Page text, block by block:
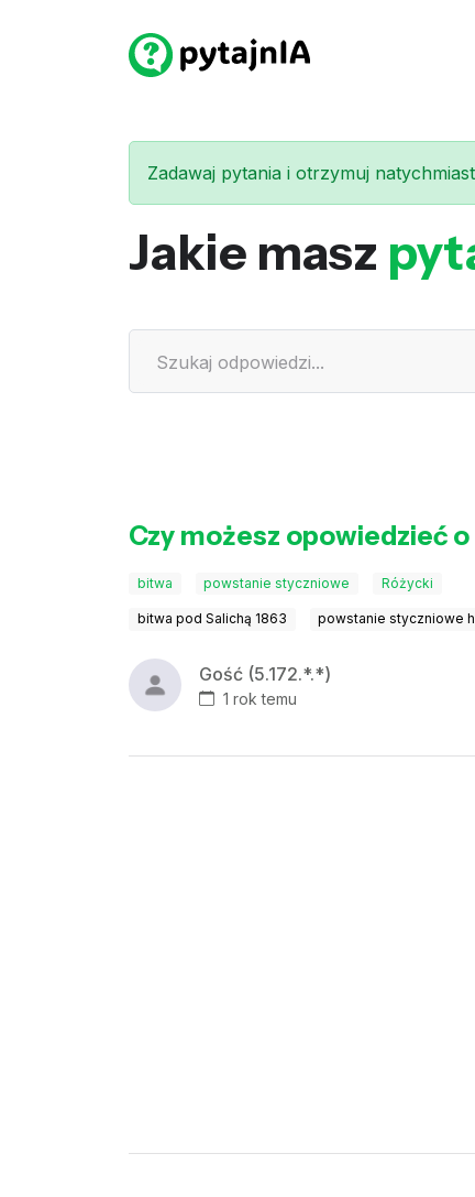
Zadawaj pytania i otrzymuj
Jakie masz
Czy możesz opowiedzieć
bitwa powstanie styczniowe Różycki
bitwa pod Salichą 1863 powstanie styczniowe
Gość (5.172.*.*)
1 rok temu